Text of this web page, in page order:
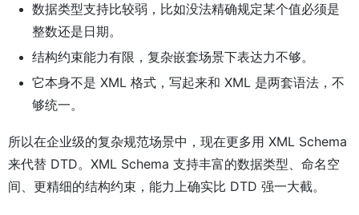
数据类型支持比较弱，比如没法精确规定某个值必须是
整数还是日期。
结构约束能力有限，复杂嵌套场景下表达力不够。
它本身不是 XML 格式，写起来和 XML 是两套语法，不
够统一。
所以在企业级的复杂规范场景中，现在更多用 XML Schema
来代替 DTD。XML Schema 支持丰富的数据类型、命名空
间、更精细的结构约束，能力上确实比 DTD 强一大截。